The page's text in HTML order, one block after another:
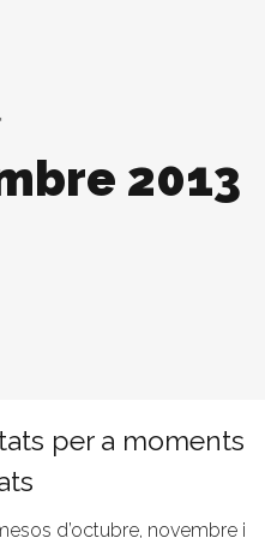
2013
per a moments
d’octubre, novembre i